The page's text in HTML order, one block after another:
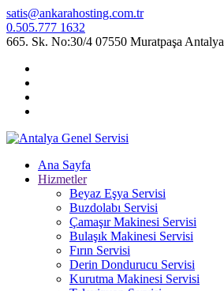
satis@ankarahosting.com.tr
0.505.777 1632
665. Sk. No:30/4 07550 Muratpaşa Antalya
Ana Sayfa
Hizmetler
Beyaz Eşya Servisi
Buzdolabı Servisi
Çamaşır Makinesi Servisi
Bulaşık Makinesi Servisi
Fırın Servisi
Derin Dondurucu Servisi
Kurutma Makinesi Servisi